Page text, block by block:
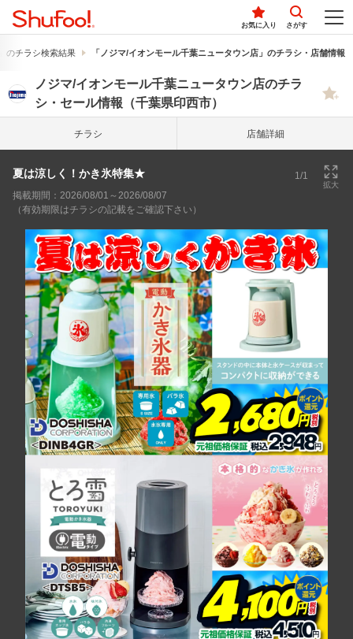
お気に入り さがす
のチラシ検索結果 「ノジマ/イオンモール千葉ニュータウン店」のチラシ・店舗情報
ノジマ/イオンモール千葉ニュータウン店のチラ
シ・セール情報（千葉県印西市）
チラシ 店舗詳細
夏は涼しく！かき氷特集★ 1/1
拡大
掲載期間：2026/08/01～2026/08/07
（有効期限はチラシの記載をご確認下さい）